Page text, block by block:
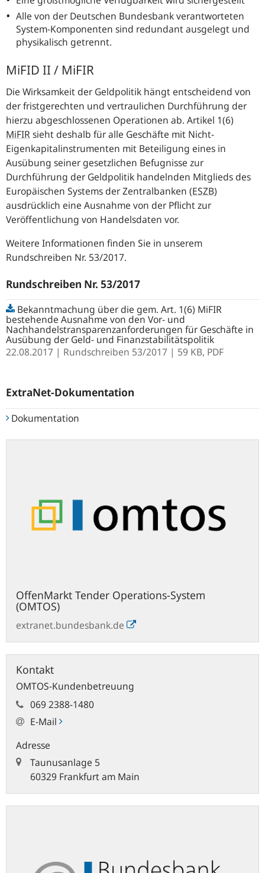
Alle von der Deutschen Bundesbank verantworteten
System-Komponenten sind redundant ausgelegt und
physikalisch getrennt.
MiFID II / MiFIR
Die Wirksamkeit der Geldpolitik hängt entscheidend von
der fristgerechten und vertraulichen Durchführung der
hierzu abgeschlossenen Operationen ab. Artikel 1(6)
MiFIRsieht deshalb für alle Geschäfte mit Nicht-
Eigenkapitalinstrumenten mit Beteiligung eines in
Ausübung seiner gesetzlichen Befugnisse zur
Durchführung der Geldpolitik handelnden Mitglieds des
Europäischen Systems der Zentralbanken (ESZB)
ausdrücklich eine Ausnahme von der Pflicht zur
Veröffentlichung von Handelsdaten vor.
Weitere Informationen finden Sie in unserem
Rundschreiben Nr. 53/2017.
Rundschreiben Nr. 53/2017
Bekanntmachung über die gem. Art. 1(6) MiFIR
bestehende Ausnahme von den Vor- und
Nachhandelstransparenzanforderungen für Geschäfte in
Ausübung der Geld- und Finanzstabilitätspolitik
22.08.2017
Rundschreiben 53/2017 | 59 KB, PDF
ExtraNet-Dokumentation
Dokumentation
OffenMarkt Tender Operations-System
(OMTOS)
extranet.bundesbank.de
Kontakt
OMTOS-Kundenbetreuung
069 2388-1480
E-Mail
Adresse
Taunusanlage 5
60329 Frankfurt am Main